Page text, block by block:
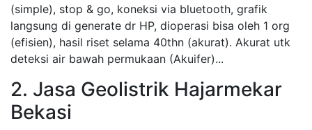
(simple), stop & go, koneksi via bluetooth, grafik
langsung di generate dr HP, dioperasi bisa oleh 1 org
(efisien), hasil riset selama 40thn (akurat). Akurat utk
deteksi air bawah permukaan (Akuifer)...
2. Jasa Geolistrik Hajarmekar
Bekasi